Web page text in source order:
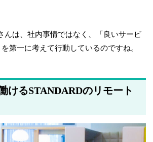
んは、社内事情ではなく、「良いサービ
第一に考えて行動しているのですね。
けるSTANDARDのリモート